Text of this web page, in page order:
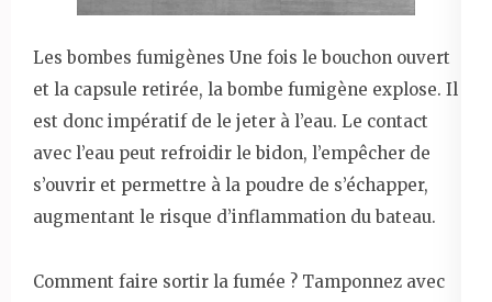
Les bombes fumigènes Une fois le bouchon ouvert
et la capsule retirée, la bombe fumigène explose. Il
est donc impératif de le jeter à l’eau. Le contact
avec l’eau peut refroidir le bidon, l’empêcher de
s’ouvrir et permettre à la poudre de s’échapper,
augmentant le risque d’inflammation du bateau.
Comment faire sortir la fumée ? Tamponnez avec